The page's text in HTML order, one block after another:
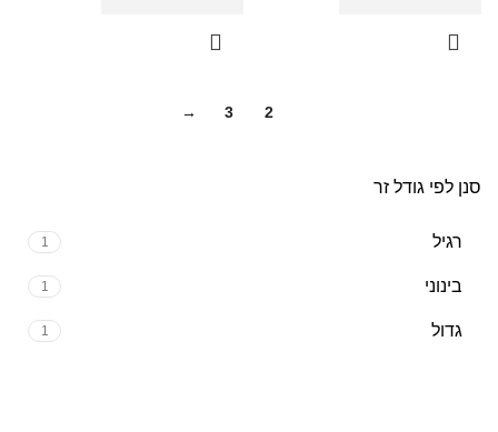
סנן לפי גודל זר
רגיל 1
בינוני 1
גדול 1
2
3
→